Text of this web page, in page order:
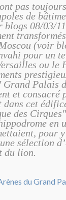
pas
de
blogs 08/03/
(voir
pour un
ou le
Palais
et
cet
des
en
pour
sélection
du lion.